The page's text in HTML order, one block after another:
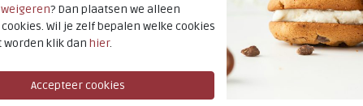
weigeren? Dan plaatsen we alleen
Wil je zelf bepalen welke cookies
worden klik dan hier.